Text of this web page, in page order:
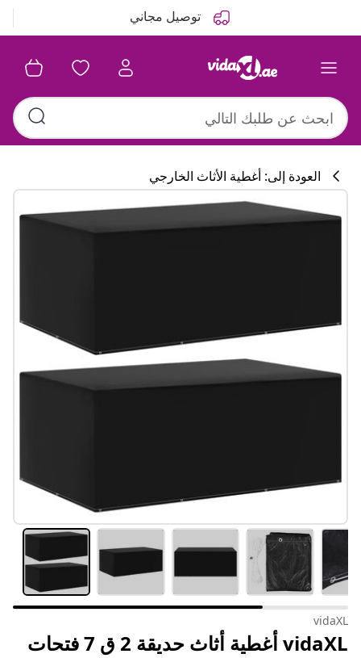
توصيل مجاني
تشكيلة المطبخ
العودة إلى: أغطية الأثاث الخارجي
vidaXL
vidaXL أغطية أثاث حديقة 2 ق 7 فتحات